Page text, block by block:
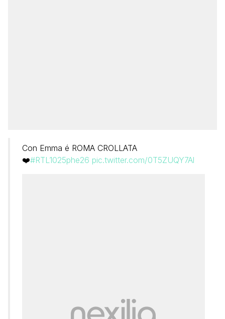
Con Emma é ROMA CROLLATA
❤️‍#RTL1025phe26 pic.twitter.com/0T5ZUQY7Al